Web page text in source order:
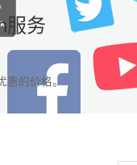
服务
惠的价格。